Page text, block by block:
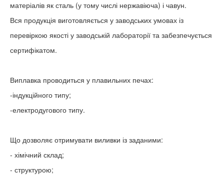
матеріалів як сталь (у тому числі нержавіюча) і чавун.
Вся продукція виготовляється у заводських умовах із
перевіркою якості у заводській лабораторії та забезпечується
сертифікатом.
Виплавка проводиться у плавильних печах:
-індукційного типу;
-електродугового типу.
Що дозволяє отримувати виливки із заданими:
- хімічний склад;
- структурою;